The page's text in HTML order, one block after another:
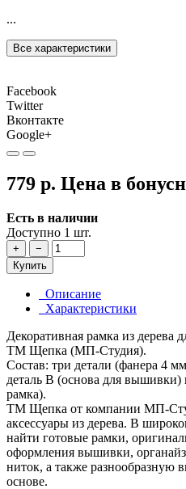
...
Все характеристики
Facebook
Twitter
Вконтакте
Google+
779 р. Цена в
Есть в наличии
Доступно 1 шт.
+
−
Купить
Описание
Характеристики
Декоративная рамка из
ТМ Щепка (МП-Студия).
Состав: три детали (фанера 4
деталь В (основа для вышивки)
рамка).
ТМ Щепка от компании МП-
аксессуары из дерева. В
найти готовые рамки,
оформления вышивки,
ниток, а также разнообразную
основе.